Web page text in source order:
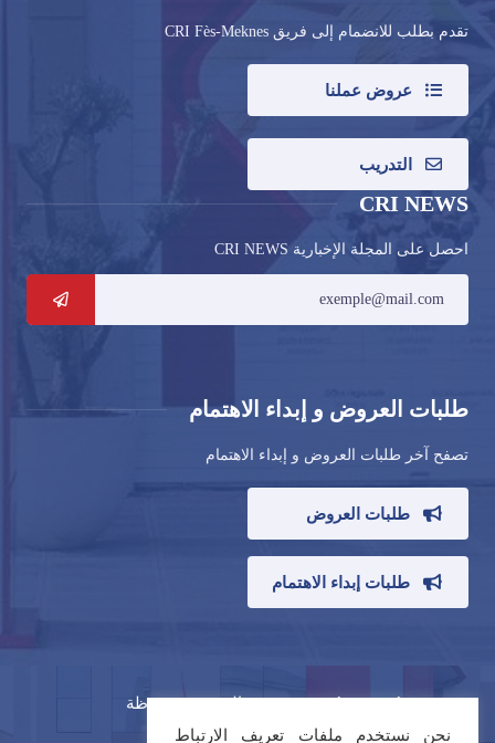
تقدم بطلب للانضمام إلى فريق CRI Fès-Meknes
عروض عملنا
التدريب
CRI NEWS
احصل على المجلة الإخبارية CRI NEWS
طلبات العروض و إبداء الاهتمام
تصفح آخر طلبات العروض و إبداء الاهتمام
طلبات العروض
طلبات إبداء الاهتمام
© CRI Fès-Meknès 2021 ، جميع الحقوق محفوظة
شروط الخدمة
نحن نستخدم ملفات تعريف الارتباط